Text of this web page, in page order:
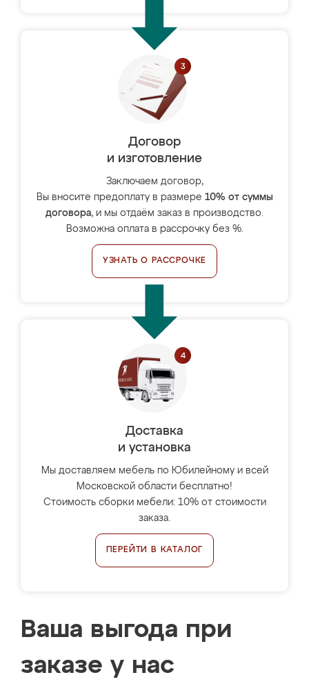
Договор
и изготовление
Заключаем договор,
Вы вносите предоплату в размере 10% от суммы
договора, и мы отдаём заказ в производство.
Возможна оплата в рассрочку без %.
УЗНАТЬ О РАССРОЧКЕ
Доставка
и установка
Мы доставляем мебель по Юбилейному и всей
Московской области бесплатно!
Стоимость сборки мебели: 10% от стоимости
заказа.
ПЕРЕЙТИ В КАТАЛОГ
Ваша выгода при
заказе у нас